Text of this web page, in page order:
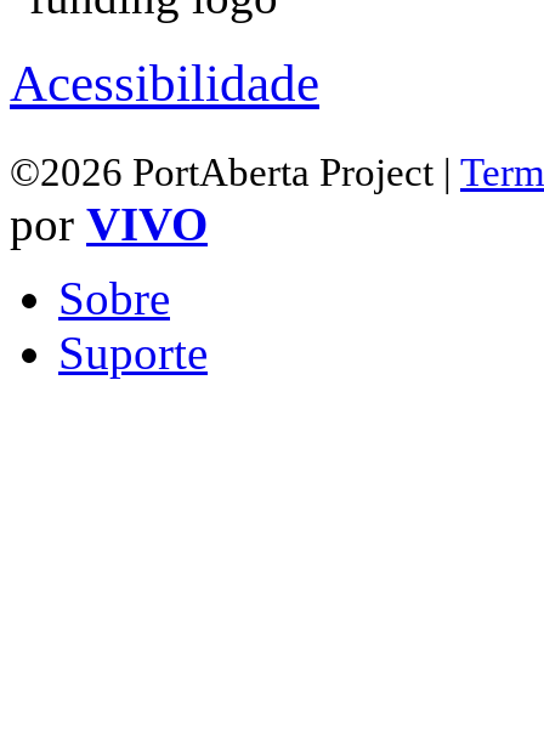
Acessibilidade
©2026 PortAberta Project |
por VIVO
Sobre
Suporte